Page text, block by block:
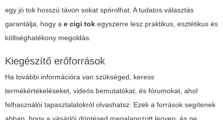
egy jó tok hosszú távon sokat spórolhat. A tudatos választás
garantálja, hogy a e cigi tok egyszerre lesz praktikus, esztétikus és
költséghatékony megoldás.
Kiegészítő erőforrások
Ha további információra van szükséged, keress
termékértékeléseket, videós bemutatókat, és fórumokat, ahol
felhasználói tapasztalatokról olvashatsz. Ezek a források segítenek